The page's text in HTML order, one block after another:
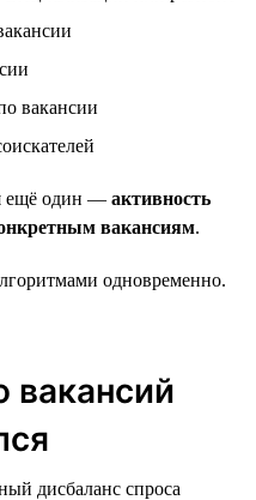
вакансии
ещё один — активность
вакансиям.
одновременно.
вакансий
дисбаланс спроса